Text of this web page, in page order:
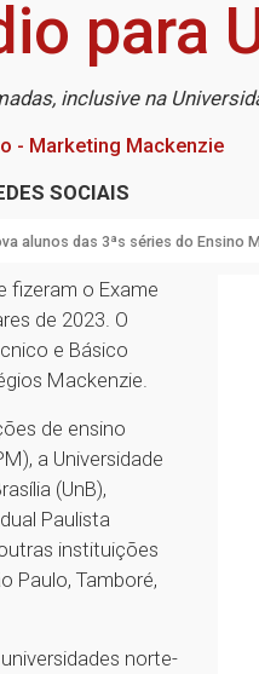
para
inclusive na
- Marketing Mackenzie
SOCIAIS
alunos das 3ªs séries do Ensino
fizeram o Exame
de 2023. O
e Básico
Mackenzie.
de ensino
a Universidade
(UnB),
Paulista
instituições
Paulo, Tamboré,
norte-